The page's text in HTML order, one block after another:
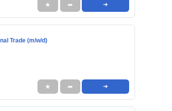
★ ➦ ➜
Trade (m/w/d)
★ ➦ ➜